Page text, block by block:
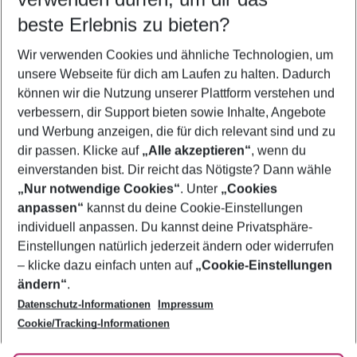
5-8 Nächte
2 Erwachsene Keine Kinder
Mehr Filter anzeigen
Footer
Footer navigation
Über uns
AGB
Bestpreisgarantie
Cookie-Einstellungen ändern
Cookie-Richtlinie
Agenturbetreuung
Barrierefreies Reisen
Folge uns
beste Erlebnis zu bieten?
Wir verwenden Cookies und ähnliche Technologien, um
unsere Webseite für dich am Laufen zu halten. Dadurch
können wir die Nutzung unserer Plattform verstehen und
verbessern, dir Support bieten sowie Inhalte, Angebote
und Werbung anzeigen, die für dich relevant sind und zu
dir passen. Klicke auf „Alle akzeptieren“, wenn du
einverstanden bist. Dir reicht das Nötigste? Dann wähle
„Nur notwendige Cookies“. Unter „Cookies
anpassen“ kannst du deine Cookie-Einstellungen
individuell anpassen. Du kannst deine Privatsphäre-
Einstellungen natürlich jederzeit ändern oder widerrufen
– klicke dazu einfach unten auf „Cookie-Einstellungen
ändern“.
Datenschutz-Informationen
Impressum
Cookie/Tracking-Informationen